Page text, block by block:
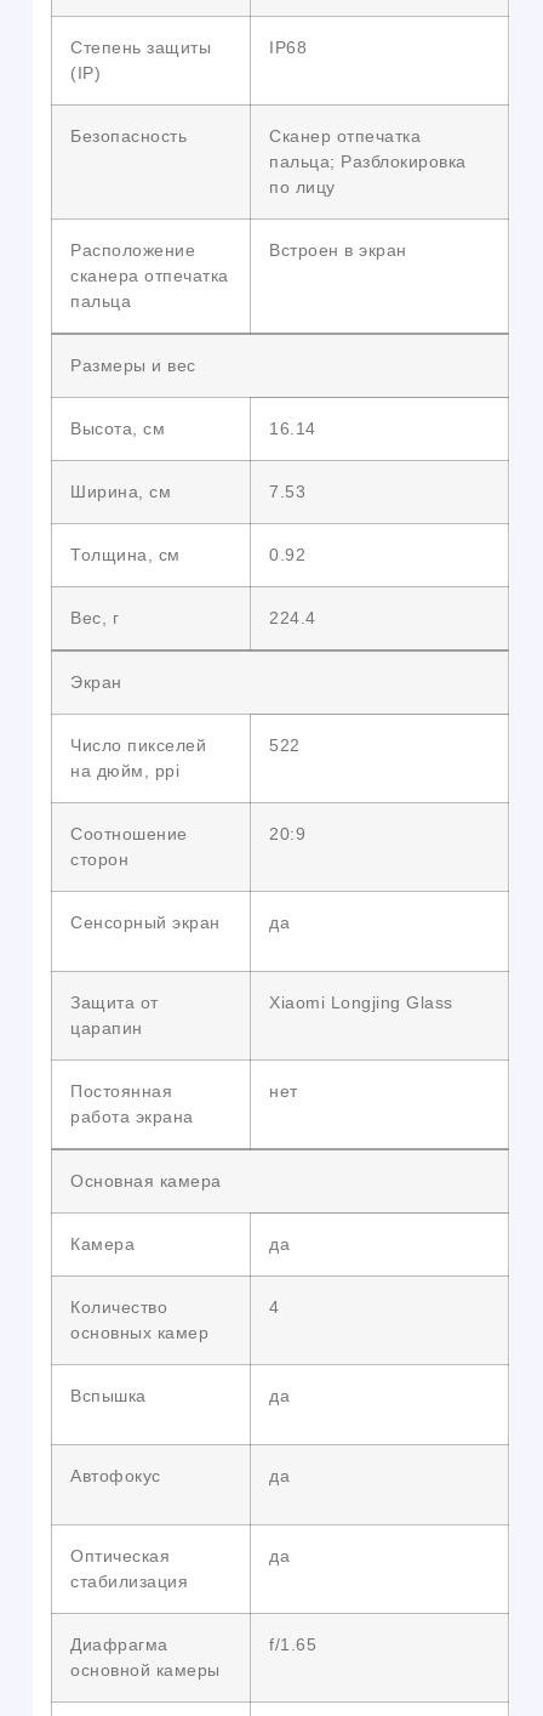
Степень защиты
(IP)
IP68
Безопасность
Сканер отпечатка
пальца; Разблокировка
по лицу
Расположение
сканера отпечатка
пальца
Встроен в экран
Размеры и вес
Высота, см 16.14
Ширина, см 7.53
Толщина, см 0.92
Вес, г 224.4
Экран
Число пикселей
на дюйм, ppi
522
Соотношение
сторон
20:9
Сенсорный экран да
Защита от
царапин
Xiaomi Longjing Glass
Постоянная
работа экрана
нет
Основная камера
Камера да
Количество
основных камер
4
Вспышка да
Автофокус да
Оптическая
стабилизация
да
Диафрагма
основной камеры
f/1.65